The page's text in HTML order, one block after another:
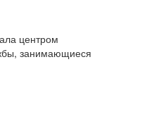
центром
занимающиеся